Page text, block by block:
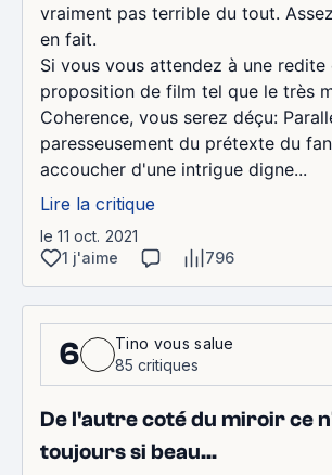
vraiment pas terrible du tout.
en fait.
Si vous vous attendez à une redite
proposition de film tel que le très
Coherence, vous serez déçu:
paresseusement du prétexte du
accoucher d'une intrigue digne...
Lire la critique
le 11 oct. 2021
1 j'aime
796
6
Tino vous salue
85 critiques
De l'autre coté du miroir ce
toujours si beau...